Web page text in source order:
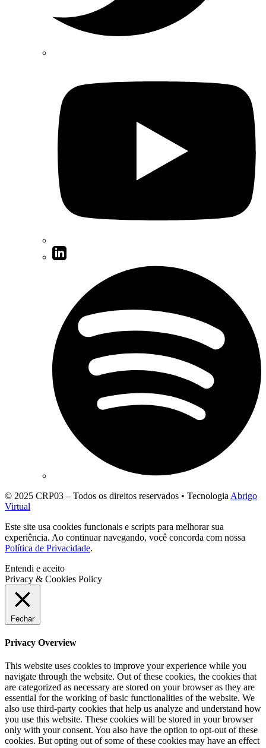
© 2025 CRP03 – Todos os direitos reservados • Tecnologia Abrigo
Virtual
Este site usa cookies funcionais e scripts para melhorar sua
experiência. Ao continuar navegando, você concorda com nossa
Política de Privacidade.
Entendi e aceito
Privacy & Cookies Policy
Fechar
Privacy Overview
This website uses cookies to improve your experience while you
navigate through the website. Out of these cookies, the cookies that
are categorized as necessary are stored on your browser as they are
essential for the working of basic functionalities of the website. We
also use third-party cookies that help us analyze and understand how
you use this website. These cookies will be stored in your browser
only with your consent. You also have the option to opt-out of these
cookies. But opting out of some of these cookies may have an effect